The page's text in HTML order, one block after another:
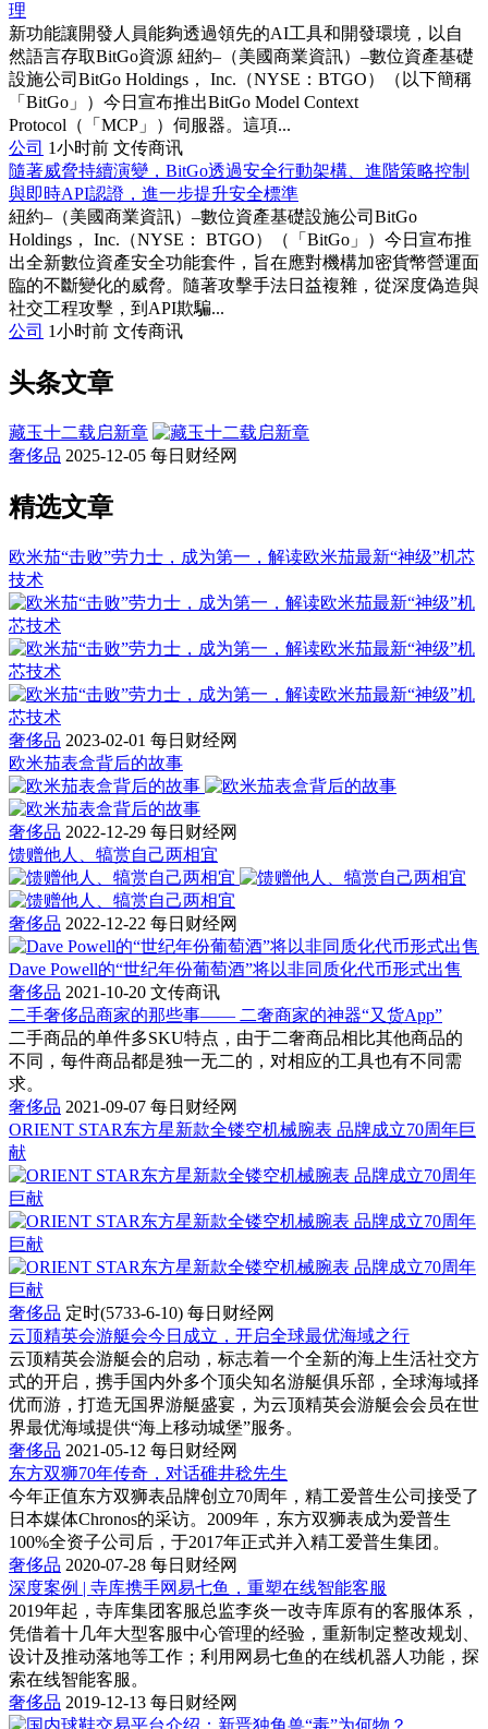
理
新功能讓開發人員能夠透過領先的AI工具和開發環境，以自
然語言存取BitGo資源 紐約–（美國商業資訊）–數位資產基礎
設施公司BitGo Holdings， Inc.（NYSE：BTGO）（以下簡稱
「BitGo」）今日宣布推出BitGo Model Context
Protocol（「MCP」）伺服器。這項...
公司 1小时前 文传商讯
隨著威脅持續演變，BitGo透過安全行動架構、進階策略控制
與即時API認證，進一步提升安全標準
紐約–（美國商業資訊）–數位資產基礎設施公司BitGo
Holdings， Inc.（NYSE： BTGO）（「BitGo」）今日宣布推
出全新數位資產安全功能套件，旨在應對機構加密貨幣營運面
臨的不斷變化的威脅。隨著攻擊手法日益複雜，從深度偽造與
社交工程攻擊，到API欺騙...
公司 1小时前 文传商讯
头条文章
藏玉十二载启新章
奢侈品 2025-12-05 每日财经网
精选文章
欧米茄“击败”劳力士，成为第一，解读欧米茄最新“神级”机芯
技术
奢侈品 2023-02-01 每日财经网
欧米茄表盒背后的故事
奢侈品 2022-12-29 每日财经网
馈赠他人、犒赏自己两相宜
奢侈品 2022-12-22 每日财经网
Dave Powell的“世纪年份葡萄酒”将以非同质化代币形式出售
奢侈品 2021-10-20 文传商讯
二手奢侈品商家的那些事—— 二奢商家的神器“又货App”
二手商品的单件多SKU特点，由于二奢商品相比其他商品的
不同，每件商品都是独一无二的，对相应的工具也有不同需
求。
奢侈品 2021-09-07 每日财经网
ORIENT STAR东方星新款全镂空机械腕表 品牌成立70周年巨
献
奢侈品 定时(5733-6-10) 每日财经网
云顶精英会游艇会今日成立，开启全球最优海域之行
云顶精英会游艇会的启动，标志着一个全新的海上生活社交方
式的开启，携手国内外多个顶尖知名游艇俱乐部，全球海域择
优而游，打造无国界游艇盛宴，为云顶精英会游艇会会员在世
界最优海域提供“海上移动城堡”服务。
奢侈品 2021-05-12 每日财经网
东方双狮70年传奇，对话碓井稔先生
今年正值东方双狮表品牌创立70周年，精工爱普生公司接受了
日本媒体Chronos的采访。2009年，东方双狮表成为爱普生
100%全资子公司后，于2017年正式并入精工爱普生集团。
奢侈品 2020-07-28 每日财经网
深度案例 | 寺库携手网易七鱼，重塑在线智能客服
2019年起，寺库集团客服总监李炎一改寺库原有的客服体系，
凭借着十几年大型客服中心管理的经验，重新制定整改规划、
设计及推动落地等工作；利用网易七鱼的在线机器人功能，探
索在线智能客服。
奢侈品 2019-12-13 每日财经网